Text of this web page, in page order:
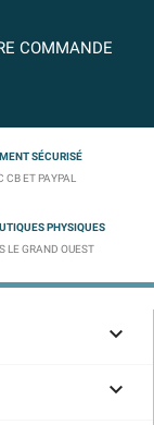
COMMANDE
SÉCURISÉ
CB ET PAYPAL
PHYSIQUES
LE GRAND OUEST

